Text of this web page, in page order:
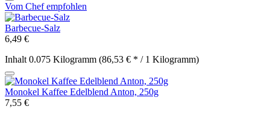
Vom Chef empfohlen
Barbecue-Salz
6,49 €
Inhalt 0.075 Kilogramm (86,53 € * / 1 Kilogramm)
Monokel Kaffee Edelblend Anton, 250g
7,55 €